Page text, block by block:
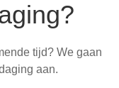
tijd? We gaan
aan.